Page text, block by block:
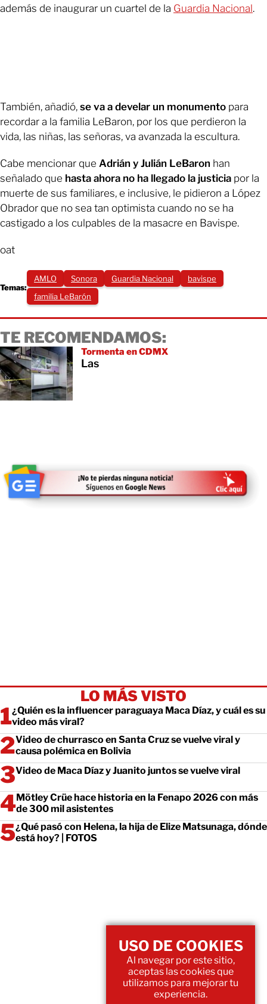
además de inaugurar un cuartel de la Guardia Nacional.
También, añadió, se va a develar un monumento para
recordar a la familia LeBaron, por los que perdieron la
vida, las niñas, las señoras, va avanzada la escultura.
Cabe mencionar que Adrián y Julián LeBaron han
señalado que hasta ahora no ha llegado la justicia por la
muerte de sus familiares, e inclusive, le pidieron a López
Obrador que no sea tan optimista cuando no se ha
castigado a los culpables de la masacre en Bavispe.
oat
Temas:
AMLO Sonora Guardia Nacional
bavispe
familia LeBarón
TE RECOMENDAMOS:
Tormenta en CDMX
Las
LO MÁS VISTO
¿Quién es la influencer paraguaya Maca Díaz, y cuál es su
video más viral?
Video de churrasco en Santa Cruz se vuelve viral y
causa polémica en Bolivia
Video de Maca Díaz y Juanito juntos se vuelve viral
Mötley Crüe hace historia en la Fenapo 2026 con más
de 300 mil asistentes
¿Qué pasó con Helena, la hija de Elize Matsunaga, dónde
está hoy? | FOTOS
USO DE COOKIES
Al navegar por este sitio,
aceptas las cookies que
utilizamos para mejorar tu
experiencia.